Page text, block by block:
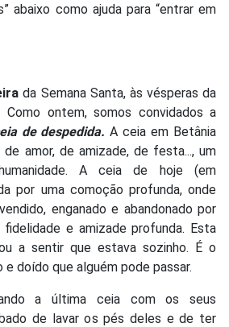
abaixo como ajuda para “entrar em
da Semana Santa, às vésperas da
Como ontem, somos convidados a
de despedida. A ceia em Betânia
amor, de amizade, de festa..., um
A ceia de hoje (em
por uma comoção profunda, onde
enganado e abandonado por
fidelidade e amizade profunda. Esta
a sentir que estava sozinho. É o
doído que alguém pode passar.
a última ceia com os seus
de lavar os pés deles e de ter